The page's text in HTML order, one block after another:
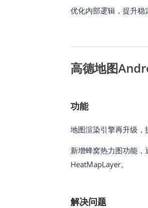
优化内部逻辑，提升稳
高德地图
功能
地图渲染引擎再升级
新增蜂窝热力图功能
HeatMapLayer。
解决问题